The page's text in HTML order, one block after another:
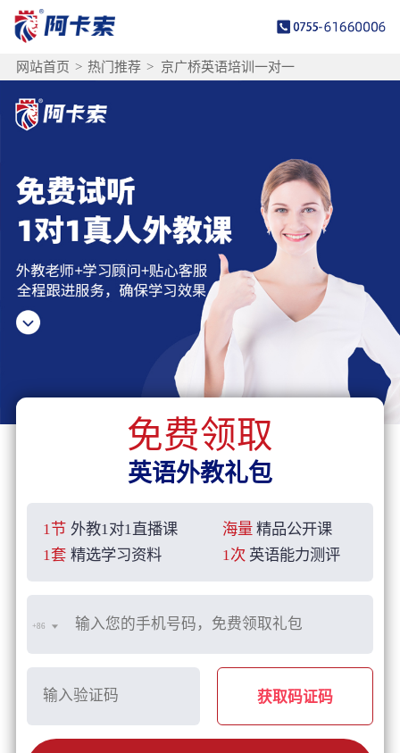
网站首页 > 热门推荐 > 京广桥英语培训一对一
免费领取
英语外教礼包
1节 外教1对1直播课 海量 精品公开课
1套 精选学习资料 1次 英语能力测评
+86
获取码证码